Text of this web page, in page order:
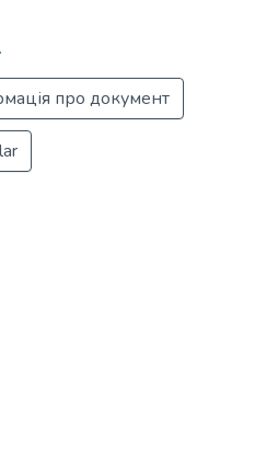
про документ